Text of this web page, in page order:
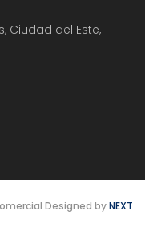
Ciudad del Este,
Designed byNEXT